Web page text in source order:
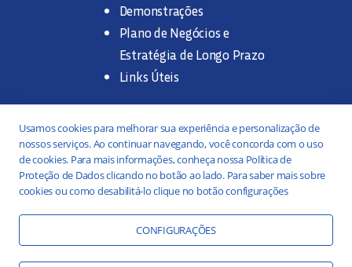
Demonstrações
Plano de Negócios e
Estratégia de Longo Prazo
Links Úteis
Trabalhe na SANASA
Concurso Público
Estágio
Portal da Transparência
Práticas ESG
Usamos cookies para melhorar sua experiência e personalização de
nossos serviços. Ao continuar navegando, você concorda com o uso
de cookies. Para mais informações, conheça nossa Política de
Proteção de Dados clicando no botão ao lado. Para saber mais sobre
cookies ou como desabilitá-lo clique no botão configurações
CONFIGURAÇÕES